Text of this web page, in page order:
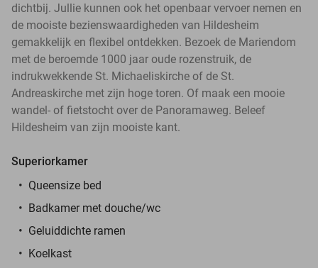
dichtbij. Jullie kunnen ook het openbaar vervoer nemen en
de mooiste bezienswaardigheden van Hildesheim
gemakkelijk en flexibel ontdekken. Bezoek de Mariendom
met de beroemde 1000 jaar oude rozenstruik, de
indrukwekkende St. Michaeliskirche of de St.
Andreaskirche met zijn hoge toren. Of maak een mooie
wandel- of fietstocht over de Panoramaweg. Beleef
Hildesheim van zijn mooiste kant.
Superiorkamer
Queensize bed
Badkamer met douche/wc
Geluiddichte ramen
Koelkast